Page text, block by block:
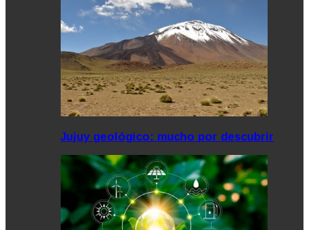
Jujuy geológico: mucho por descubrir